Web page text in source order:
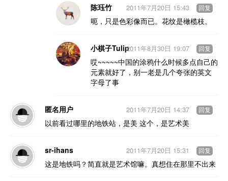
陈珏竹
呃，只是色彩像而已。花纹是橄榄枝。
2011年7月20日 15:43 回复
小棋子Tulip
哎~~~~~中国的涂鸦什么时候多点自己的
元素就好了，别一老是几个夸张的英文
字母了事
2011年8月30日 19:07 回复
匿名用户
以前看过哪里的地铁站，是美 这个，是艺术美
2011年7月20日 14:37 回复
sr-ihans
这是地铁吗？简直就是艺术馆嘛。真想住在那里不出来
2011年7月20日 15:31 回复